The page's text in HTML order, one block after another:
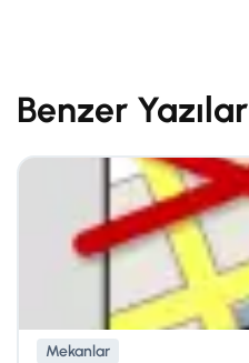
Benzer Yazılar
Mekanlar